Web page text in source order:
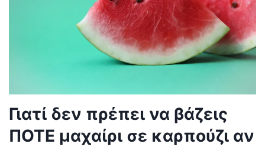
Γιατί δεν πρέπει να βάζεις
ΠΟΤΕ μαχαίρι σε καρπούζι αν